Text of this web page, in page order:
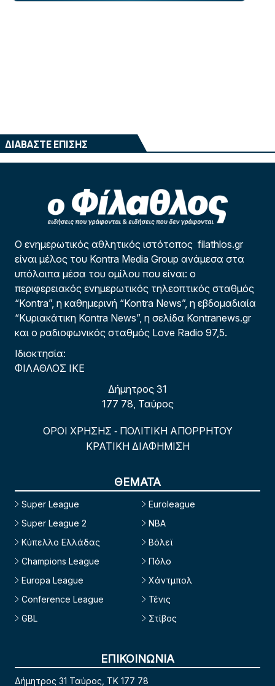
ΔΙΑΒΑΣΤΕ ΕΠΙΣΗΣ
Ο ενημερωτικός αθλητικός ιστότοπος filathlos.gr
είναι μέλος του Kontra Media Group ανάμεσα στα
υπόλοιπα μέσα του ομίλου που είναι: ο
περιφερειακός ενημερωτικός τηλεοπτικός σταθμός
“Kontra”, η καθημερινή “Kontra News”, η εβδομαδιαία
“Κυριακάτικη Kontra News”, η σελίδα Kontranews.gr
και ο ραδιοφωνικός σταθμός Love Radio 97,5.
Ιδιοκτησία:
ΦΙΛΑΘΛΟΣ ΙΚΕ
Δήμητρος 31
177 78, Ταύρος
ΟΡΟΙ ΧΡΗΣΗΣ - ΠΟΛΙΤΙΚΗ ΑΠΟΡΡΗΤΟΥ
ΚΡΑΤΙΚΗ ΔΙΑΦΗΜΙΣΗ
ΘΕΜΑΤΑ
Super League
Super League 2
Κύπελλο Ελλάδας
Champions League
Europa League
Conference League
GBL
Euroleague
NBA
Βόλεϊ
Πόλο
Χάντμπολ
Τένις
Στίβος
ΕΠΙΚΟΙΝΩΝΙΑ
Δήμητρος 31 Ταύρος, TK 177 78